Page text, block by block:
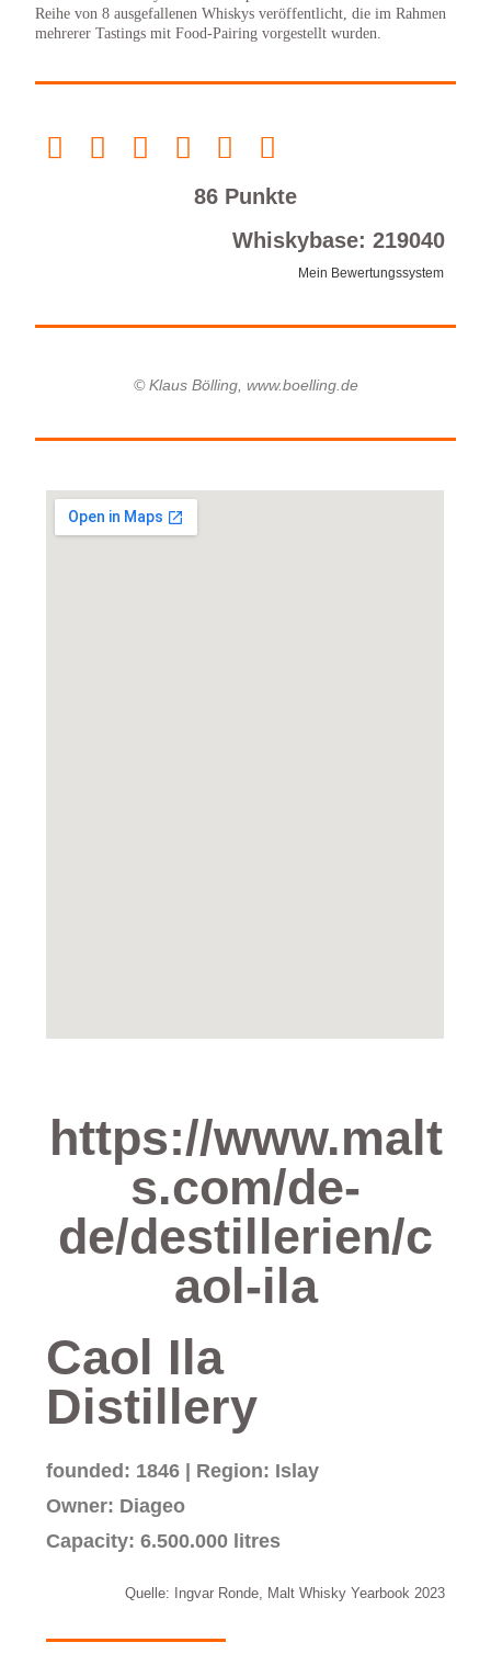
Reihe von 8 ausgefallenen Whiskys veröffentlicht, die im Rahmen
mehrerer Tastings mit Food-Pairing vorgestellt wurden.
86 Punkte
Whiskybase: 219040
Mein Bewertungssystem
© Klaus Bölling, www.boelling.de
https://www.malt
s.com/de-
de/destillerien/c
aol-ila
Caol Ila
Distillery
founded: 1846 | Region: Islay
Owner: Diageo
Capacity: 6.500.000 litres
Quelle: Ingvar Ronde, Malt Whisky Yearbook 2023